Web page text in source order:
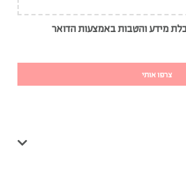
מידע והטבות באמצעות הדואר
צרפו אותי